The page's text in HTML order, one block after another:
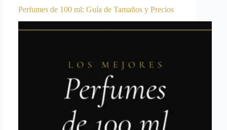
Perfumes de 100 ml: Guía de Tamaños y Precios